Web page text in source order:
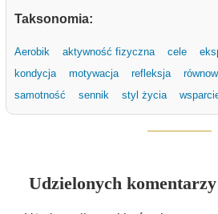
Taksonomia:
Aerobik aktywność fizyczna cele
kondycja
motywacja refleksja
samotność
sennik styl życia
Udzielonych